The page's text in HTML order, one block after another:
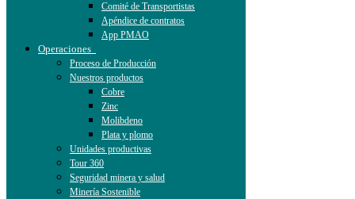
Comité de Transportistas
Apéndice de contratos
App PMAO
Operaciones
Proceso de Producción
Nuestros productos
Cobre
Zinc
Molibdeno
Plata y plomo
Unidades productivas
Tour 360
Seguridad minera y salud
Minería Sostenible